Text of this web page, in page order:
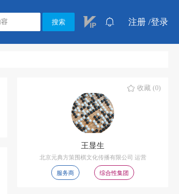
搜索 注册 /登录
收藏 (0)
王显生
北京元典方策围棋文化传播有限公司 运营
服务商 综合性集团